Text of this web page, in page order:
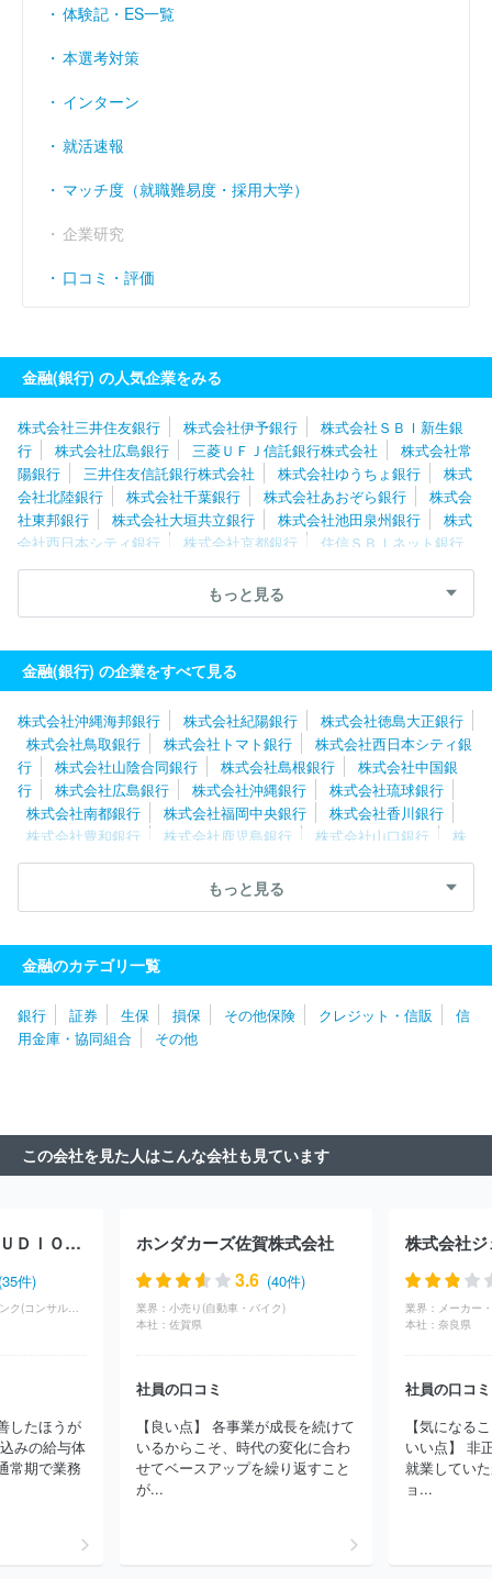
体験記・ES一覧
本選考対策
インターン
就活速報
マッチ度（就職難易度・採用大学）
企業研究
口コミ・評価
金融(銀行) の人気企業をみる
株式会社三井住友銀行 株式会社伊予銀行
株式会社ＳＢＩ新生銀
行
株式会社広島銀行 三菱ＵＦＪ信託銀行株式会社
株式会社常
陽銀行
三井住友信託銀行株式会社 株式会社ゆうちょ銀行
株式
会社北陸銀行
株式会社千葉銀行 株式会社あおぞら銀行
株式会
社東邦銀行
株式会社大垣共立銀行 株式会社池田泉州銀行
株式
会社西日本シティ銀行
株式会社京都銀行
住信ＳＢＩネット銀行
株式会社
株式会社東日本銀行 株式会社十六銀行
スルガ銀行株
株式会社筑波銀行
株式会社東和銀
行
オリックス銀行株式会社
もっと見る
金融(銀行) の企業をすべて見る
株式会社沖縄海邦銀行 株式会社紀陽銀行
株式会社徳島大正銀行
株式会社鳥取銀行
株式会社トマト銀行
株式会社西日本シティ銀
行
株式会社山陰合同銀行 株式会社島根銀行
株式会社中国銀
行
株式会社広島銀行 株式会社沖縄銀行
株式会社琉球銀行
株式会社南都銀行
株式会社福岡中央銀行
株式会社香川銀行
株式会社豊和銀行
株式会社鹿児島銀行 株式会社山口銀行
株
式会社大分銀行
株式会社肥後銀行 株式会社南日本銀行
株式会
株式会社佐賀共栄銀行 株式会社四国銀行
株式会社
百十四銀行
行
株式会社宮崎銀行 株式会社高知銀行
株式会社りそな銀行
スルガ銀行株式会社
行
株式会社十六銀行 株式会社三重銀行
株式会社京都銀行
株式会社あいち銀行
株式会社滋賀銀行
会社秋田銀行
株式会社北日本銀行 株式会社みちのく銀行
株式
会社青森みちのく銀行
株式会社岩手銀行 株式会社山形銀行
式会社荘内銀行
株式会社福島銀行 株式会社北都銀行
株式会社
銀行
株式会社筑波銀行 株式会社武蔵野銀行 日本銀行
株式
会社三井住友銀行
株式会社みずほ銀行 株式会社イオン銀行
株
銀行
ＰａｙＰａｙ銀行株式会社 オリックス銀行株式会社
株式
三菱ＵＦＪ信託銀行株式会社
資産管理サー
式会社
住信ＳＢＩネット銀行株式会社
ａｕじぶん銀行株式会社
株式会社あおぞら銀行
株式会社ＳＢＩ新生銀行
株式会社大光銀
行
株式会社横浜銀行 株式会社清水銀行
株式会社ＳＭＢＣ信託
もっと見る
金融のカテゴリ一覧
銀行 証券 生保 損保 その他保険 クレジット・信販
信
用金庫・協同組合
その他
この会社を見た人はこんな会社も見ています
ＤＡＴＵＭ ＳＴＵＤＩＯ株式会社
件)
コンサル・シンクタンク(コンサルティング)
したほうが
みの給与体
常期で業務
ホンダカーズ佐賀株式会社
3.6 (40件)
業界： 小売り(自動車・バイク)
本社： 佐賀県
社員の口コミ
【良い点】 各事業が成長を続けて
いるからこそ、時代の変化に合わ
せてベースアップを繰り返すこと
が...
業界：
本社： 奈良県
社員の口コミ
【気になる
いい点】 非
就業してい
ョ...